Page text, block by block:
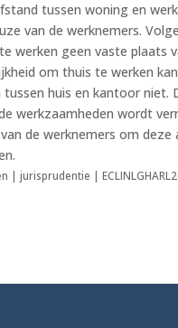
tussen woning en
van de werknemers.
werken geen vaste
om thuis te werken
huis en kantoor niet.
werkzaamheden wordt
de werknemers om
| jurisprudentie |